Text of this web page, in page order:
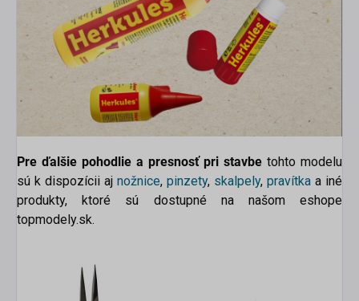
Pre ďalšie pohodlie a presnosť pri stavbe tohto modelu
sú k dispozícii aj nožnice, pinzety, skalpely, pravítka a iné
produkty, ktoré sú dostupné na našom eshope
topmodely.sk.